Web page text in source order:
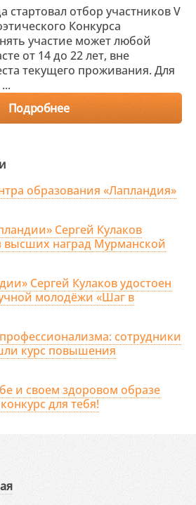
стартовал отбор участников V
Конкурса
участие может любой
от 14 до 22 лет, вне
текущего проживания. Для
Подробнее
образования «Лапландия»
Сергей Кулаков
высших наград Мурманской
Сергей Кулаков удостоен
молодёжи «Шаг в
сотрудники
курс повышения
и своем здоровом образе
для тебя!